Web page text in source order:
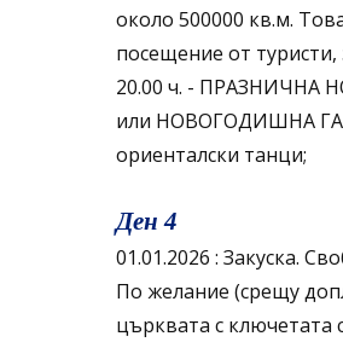
около 500000 кв.м.
посещение от
20.00 ч. - ПРАЗНИЧНА
или НОВОГОДИШНА
ориенталски танци;
Ден 4
01.01.2026 : Закуска.
По желание (срещу
църквата с ключетата